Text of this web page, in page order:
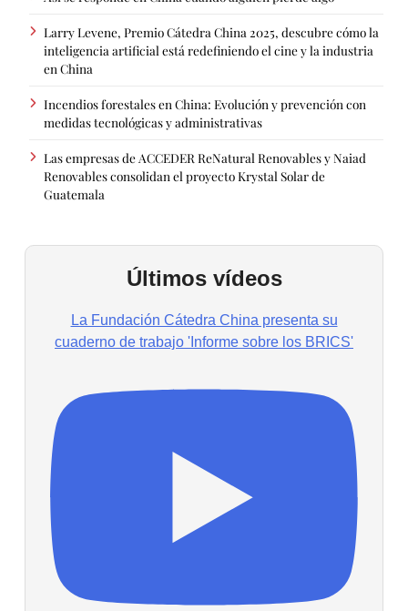
Larry Levene, Premio Cátedra China 2025, descubre cómo la
inteligencia artificial está redefiniendo el cine y la industria
en China
Incendios forestales en China: Evolución y prevención con
medidas tecnológicas y administrativas
Las empresas de ACCEDER ReNatural Renovables y Naiad
Renovables consolidan el proyecto Krystal Solar de
Guatemala
Últimos vídeos
La Fundación Cátedra China presenta su
cuaderno de trabajo 'Informe sobre los BRICS'